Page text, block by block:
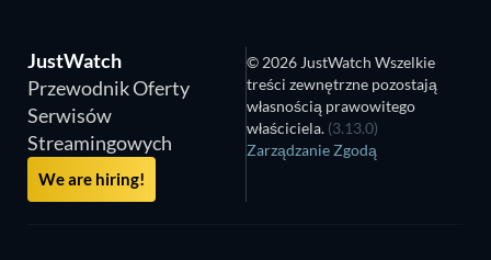
JustWatch
Przewodnik Oferty
Serwisów
Streamingowych
We are hiring!
© 2026 JustWatch Wszelkie
treści zewnętrzne pozostają
własnością prawowitego
właściciela. (3.13.0)
Zarządzanie Zgodą